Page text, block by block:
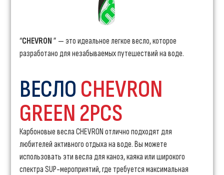
“CHEVRON ” — это идеальное легкое весло, которое
разработано для незабываемых путешествий на воде.
ВЕСЛО CHEVRON
GREEN 2PCS
Карбоновые весла CHEVRON отлично подходят для
любителей активного отдыха на воде. Вы можете
использовать эти весла для каноэ, каяка или широкого
спектра SUP-мероприятий, где требуется максимальная